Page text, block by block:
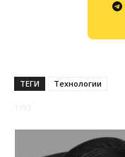
ТЕГИ Технологии